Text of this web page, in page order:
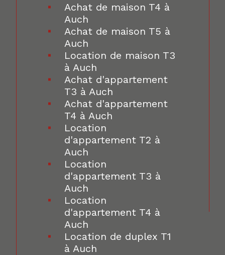
Achat de maison T4 à
Auch
Achat de maison T5 à
Auch
Location de maison T3
à Auch
Achat d'appartement
T3 à Auch
Achat d'appartement
T4 à Auch
Location
d'appartement T2 à
Auch
Location
d'appartement T3 à
Auch
Location
d'appartement T4 à
Auch
Location de duplex T1
à Auch